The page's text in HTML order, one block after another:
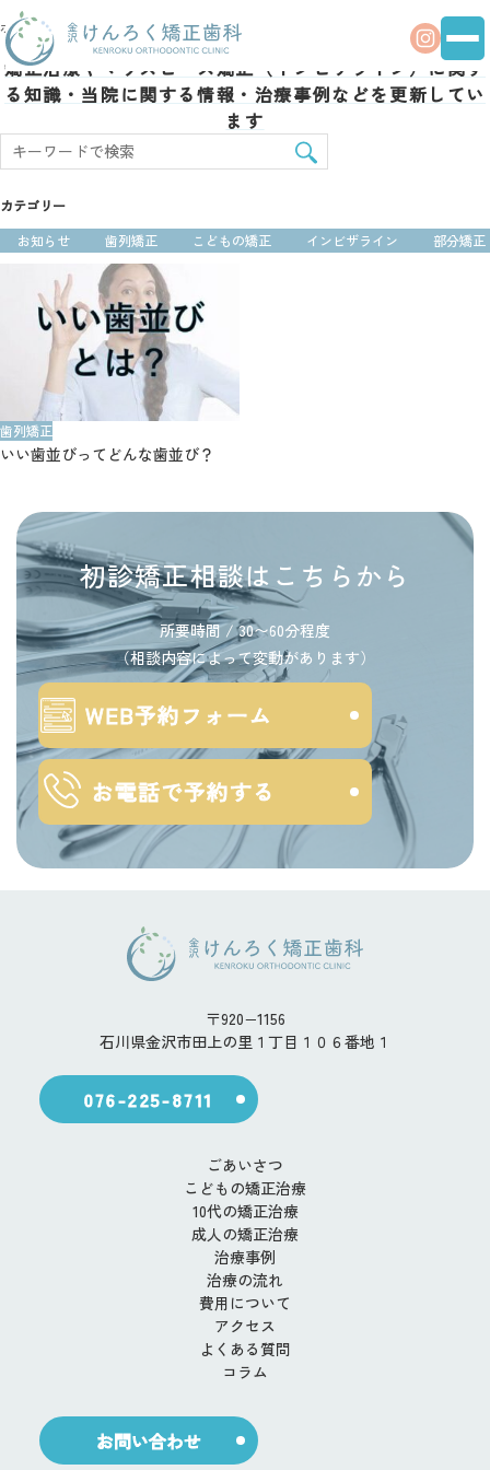
ホーム 部分矯正
矯正治療やマウスピース矯正（インビザライン）に関す
る知識・当院に関する情報・治療事例などを更新してい
ます
歯列矯正
いい歯並びってどんな歯並び？
カテゴリー
お知らせ
歯列矯正 こどもの矯正 インビザライン 部分矯正
初診矯正相談はこちらから
所要時間 / 30〜60分程度
（相談内容によって変動があります）
WEB予約フォーム
お電話で予約する
〒920−1156
石川県金沢市田上の里１丁目１０６番地１
076-225-8711
ごあいさつ
こどもの矯正治療
10代の矯正治療
成人の矯正治療
治療事例
治療の流れ
費用について
アクセス
よくある質問
コラム
お問い合わせ